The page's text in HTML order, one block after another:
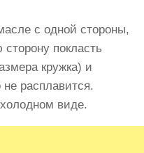
с одной стороны,
покласть
кружка) и
расплавится.
холодном виде.